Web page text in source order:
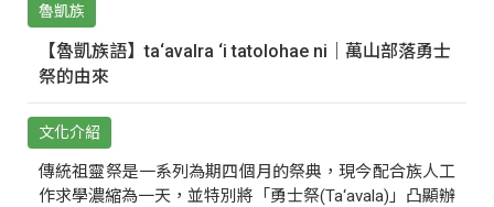
魯凱族
【魯凱族語】ta‘avalra ‘i tatolohae ni｜萬山部落勇士
祭的由來
文化介紹
傳統祖靈祭是一系列為期四個月的祭典，現今配合族人工
作求學濃縮為一天，並特別將「勇士祭(Ta‘avala)」凸顯辦